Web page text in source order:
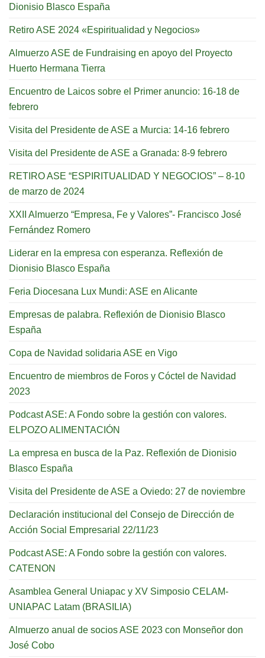
Dionisio Blasco España
Retiro ASE 2024 «Espiritualidad y Negocios»
Almuerzo ASE de Fundraising en apoyo del Proyecto
Huerto Hermana Tierra
Encuentro de Laicos sobre el Primer anuncio: 16-18 de
febrero
Visita del Presidente de ASE a Murcia: 14-16 febrero
Visita del Presidente de ASE a Granada: 8-9 febrero
RETIRO ASE “ESPIRITUALIDAD Y NEGOCIOS” – 8-10
de marzo de 2024
XXII Almuerzo “Empresa, Fe y Valores”- Francisco José
Fernández Romero
Liderar en la empresa con esperanza. Reflexión de
Dionisio Blasco España
Feria Diocesana Lux Mundi: ASE en Alicante
Empresas de palabra. Reflexión de Dionisio Blasco
España
Copa de Navidad solidaria ASE en Vigo
Encuentro de miembros de Foros y Cóctel de Navidad
2023
Podcast ASE: A Fondo sobre la gestión con valores.
ELPOZO ALIMENTACIÓN
La empresa en busca de la Paz. Reflexión de Dionisio
Blasco España
Visita del Presidente de ASE a Oviedo: 27 de noviembre
Declaración institucional del Consejo de Dirección de
Acción Social Empresarial 22/11/23
Podcast ASE: A Fondo sobre la gestión con valores.
CATENON
Asamblea General Uniapac y XV Simposio CELAM-
UNIAPAC Latam (BRASILIA)
Almuerzo anual de socios ASE 2023 con Monseñor don
José Cobo